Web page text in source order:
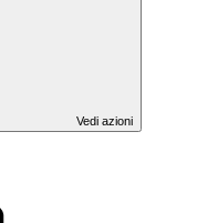
Vedi azioni